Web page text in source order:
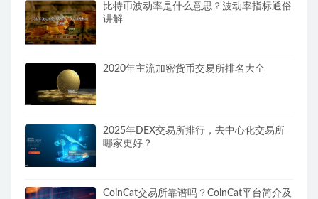
比特币波动率是什么意思？波动率指标通俗
讲解
2020年主流加密货币交易所排名大全
2025年DEX交易所排行，去中心化交易所
哪家更好？
CoinCat交易所靠谱吗？CoinCat平台简介及